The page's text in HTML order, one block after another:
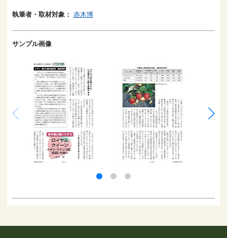
執筆者・取材対象： 赤木博
サンプル画像